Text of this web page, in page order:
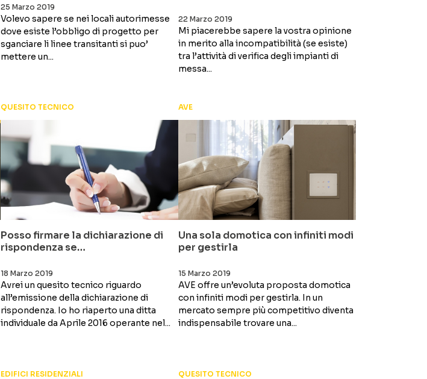
25 Marzo 2019
Volevo sapere se nei locali autorimesse
dove esiste l’obbligo di progetto per
sganciare li linee transitanti si puo’
mettere un...
22 Marzo 2019
Mi piacerebbe sapere la vostra opinione
in merito alla incompatibilità (se esiste)
tra l’attività di verifica degli impianti di
messa...
QUESITO TECNICO
Posso firmare la dichiarazione di
rispondenza se…
18 Marzo 2019
Avrei un quesito tecnico riguardo
all’emissione della dichiarazione di
rispondenza. Io ho riaperto una ditta
individuale da Aprile 2016 operante nel...
AVE
Una sola domotica con infiniti modi
per gestirla
15 Marzo 2019
AVE offre un’evoluta proposta domotica
con infiniti modi per gestirla. In un
mercato sempre più competitivo diventa
indispensabile trovare una...
EDIFICI RESIDENZIALI QUESITO TECNICO